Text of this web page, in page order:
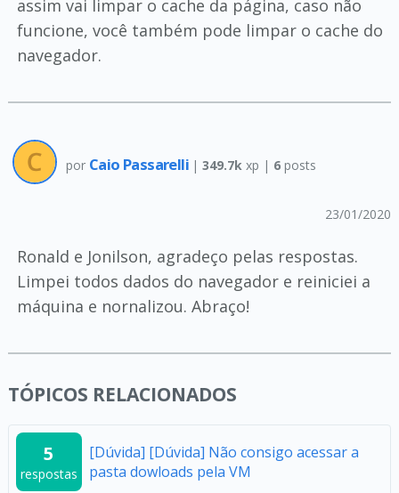
assim vai limpar o cache da página, caso não
funcione, você também pode limpar o cache do
navegador.
por Caio Passarelli |349.7k xp | 6 posts
23/01/2020
Ronald e Jonilson, agradeço pelas respostas.
Limpei todos dados do navegador e reiniciei a
máquina e nornalizou. Abraço!
TÓPICOS RELACIONADOS
5
respostas
[Dúvida] [Dúvida] Não consigo acessar a
pasta dowloads pela VM